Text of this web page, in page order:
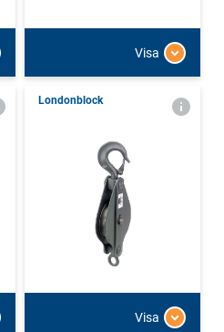
Visa
Londonblock
Visa